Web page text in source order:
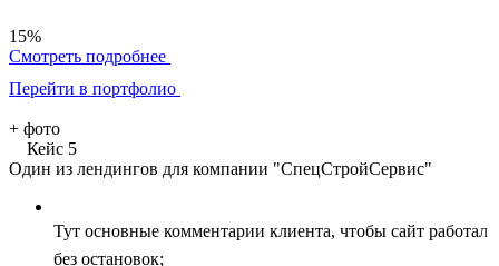
15%
Смотреть подробнее
Перейти в портфолио
+ фото
Кейс 5
Один из лендингов для компании "СпецСтройСервис"
Тут основные комментарии клиента, чтобы сайт работал
без остановок;